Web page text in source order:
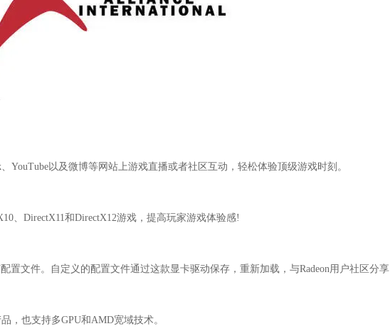
YouTube以及微博等网站上游戏直播或者社区互动，轻松体验顶级游戏时刻。
、DirectX11和DirectX12游戏，提高玩家游戏体验感!
置文件。自定义的配置文件通过这款显卡驱动保存，重新加载，与Radeon用户社区分
，也支持多GPU和AMD宽域技术。